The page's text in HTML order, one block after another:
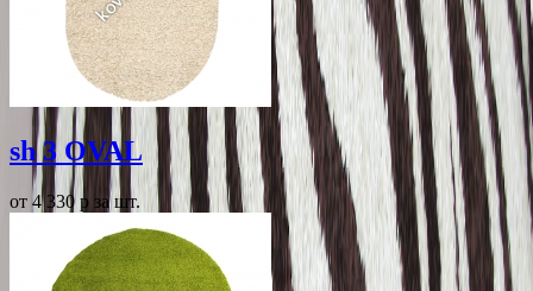
sh 3 OVAL
от 4 330 p за шт.